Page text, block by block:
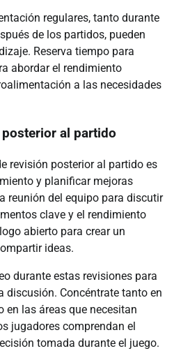
regulares, tanto durante
de los partidos, pueden
Reserva tiempo para
abordar el rendimiento
a las necesidades
al partido
revisión posterior al partido es
y planificar mejoras
reunión del equipo para discutir
clave y el rendimiento
abierto para crear un
ideas.
durante estas revisiones para
Concéntrate tanto en
las áreas que necesitan
jugadores comprendan el
tomada durante el juego.